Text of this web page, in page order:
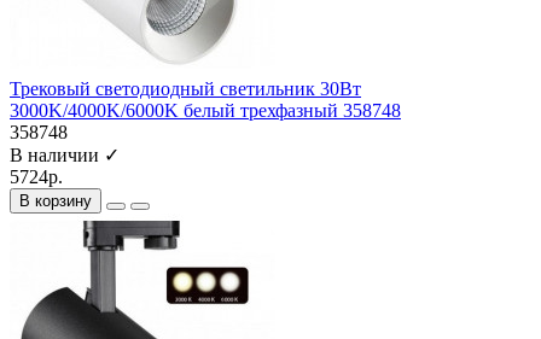
Трековый светодиодный светильник 30Вт
3000K/4000K/6000K белый трехфазный 358748
358748
В наличии ✓
5724р.
В корзину